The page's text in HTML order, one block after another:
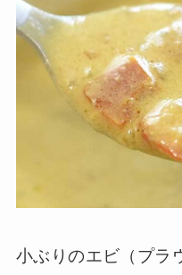
小ぶりのエビ（プラ